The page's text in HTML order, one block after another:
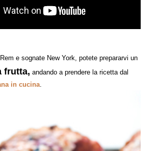
e sognate New York, potete prepararvi un
frutta, andando a prendere la ricetta dal
in cucina.